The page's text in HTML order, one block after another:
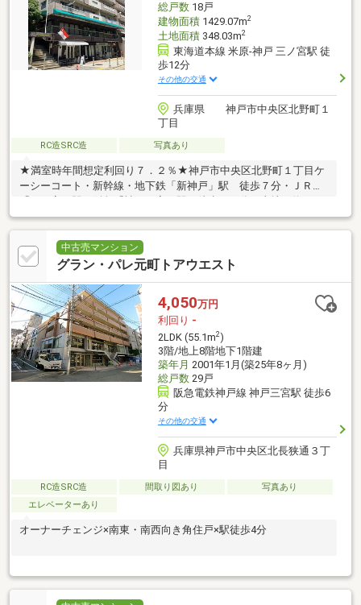
総戸数18戸
建物面積1429.07m2
土地面積348.03m2
東海道本線 米原-神戸 三ノ宮駅 徒
歩12分
その他の交通
兵庫県 神戸市中央区北野町１
丁目
RC造SRC造 写真あり
★満室時年間想定利回り７．２％★神戸市中央区北野町１丁目ケ
ーシーコート・新幹線・地下鉄「新神戸」駅 徒歩７分・ＪＲ
「三ノ宮」駅・阪急「神戸三宮」駅 徒歩１２分・土地 約１０
５．２７坪（セットバック面積含む）・建物 約４３２．２９
坪・店舗×８戸、住戸×１０戸（２ＬＤＫ～３ＬＤＫ）（住居間取
詳細：２ＬＤＫ×５戸、３ＬＤＫ×５戸）・修繕・工事履歴あ
り。・北野通りに面し、南西角地のため視認性も良く、室内も明
８，０００円）返還債務のみ持ち回り。１階部分は車庫を店舗に
転用しております。２階部分は住居を店舗に転用しております。
中古売マンション
グラン・パレ元町トアウエスト
4,050万円
利回り -
2LDK (55.1m2)
3階/地上8階地下1階建
築年月 2001年1月(築25年8ヶ月)
総戸数29戸
阪急電鉄神戸線 神戸三宮駅 徒歩6
分
その他の交通
兵庫県神戸市中央区北長狭通３丁
目
RC造SRC造 間取り図あり
写真あり
エレベーターあり
オーナーチェンジ×南東・南西向き角住戸×駅徒歩4分